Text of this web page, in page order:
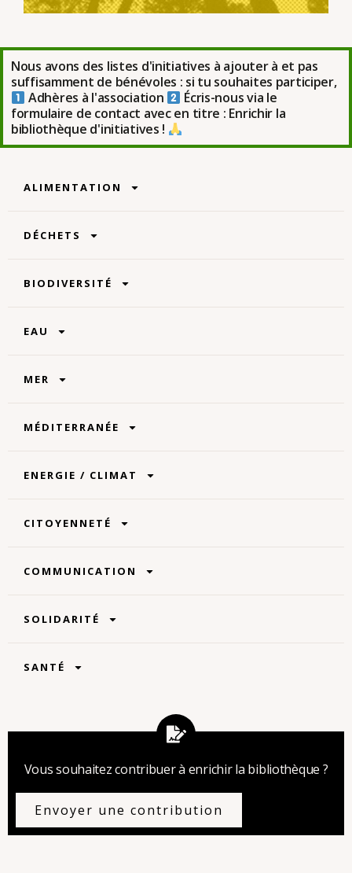
Nous avons des listes d'initiatives à ajouter à et pas
suffisamment de bénévoles : si tu souhaites participer,
Adhères à l'association
Écris-nous via le
formulaire de contact avec en titre : Enrichir la
bibliothèque d'initiatives !
ALIMENTATION
DÉCHETS
BIODIVERSITÉ
EAU
MER
MÉDITERRANÉE
ENERGIE / CLIMAT
CITOYENNETÉ
COMMUNICATION
SOLIDARITÉ
SANTÉ
Vous souhaitez contribuer à enrichir la bibliothèque ?
Envoyer une contribution